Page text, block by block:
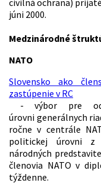
civilná ochrana)
júni 2000.
Medzinárodné
NATO
Slovensko ako
zastúpenie v RC
- výbor pre
úrovni generálnych
ročne v centrále
politickej úrovni z
národných
členovia NATO v
týždenne.